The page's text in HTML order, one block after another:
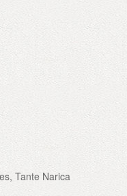
Tante Narica